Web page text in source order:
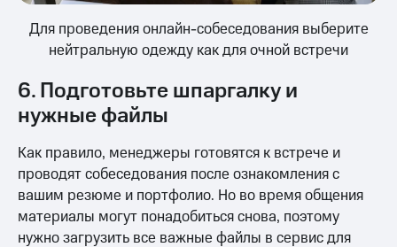
Для проведения онлайн-собеседования выберите
нейтральную одежду как для очной встречи
6. Подготовьте шпаргалку и
нужные файлы
Как правило, менеджеры готовятся к встрече и
проводят собеседования после ознакомления с
вашим резюме и портфолио. Но во время общения
материалы могут понадобиться снова, поэтому
нужно загрузить все важные файлы в сервис для